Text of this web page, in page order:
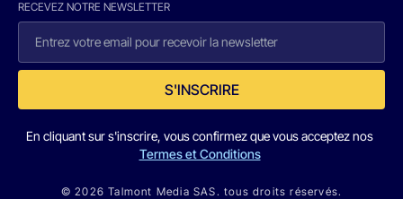
RECEVEZ NOTRE NEWSLETTER
S'INSCRIRE
En cliquant sur s'inscrire, vous confirmez que vous acceptez nos
Termes et Conditions
© 2026 Talmont Media SAS. tous droits réservés.